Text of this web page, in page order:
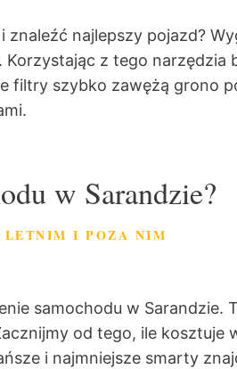
znaleźć najlepszy pojazd?
Korzystając z tego narzędzia
filtry szybko zawężą grono
w Sarandzie?
LETNIM I POZA NIM
samochodu w Sarandzie.
od tego, ile kosztuje
i najmniejsze smarty